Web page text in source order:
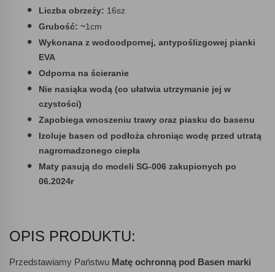
Liczba obrzeży: 16sz
Grubość: ~1cm
Wykonana z wodoodpornej, antypoślizgowej pianki
EVA
Odporna na ścieranie
Nie nasiąka wodą (co ułatwia utrzymanie jej w
czystości)
Zapobiega wnoszeniu trawy oraz piasku do basenu
Izoluje basen od podłoża chroniąc wodę przed utratą
nagromadzonego ciepła
Maty pasują do modeli SG-006 zakupionych po
06.2024r
OPIS PRODUKTU:
Przedstawiamy Państwu Matę ochronną pod Basen marki